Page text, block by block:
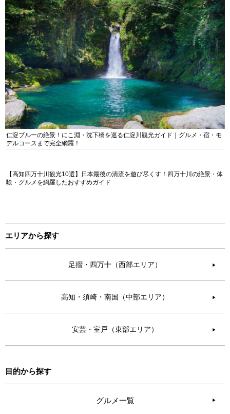
仁淀ブルーの絶景！にこ淵・沈下橋を巡る仁淀川観光ガイド｜グルメ・宿・モ
デルコースまで完全網羅！
【高知四万十川観光10選】日本最後の清流を遊び尽くす！四万十川の絶景・体
験・グルメを網羅したおすすめガイド
エリアから探す
足摺・四万十（西部エリア） ▶︎
高知・須崎・南国（中部エリア） ▶︎
安芸・室戸（東部エリア） ▶︎
目的から探す
グルメ一覧